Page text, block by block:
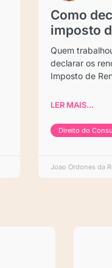
Como
imposto
Quem
declarar os
Imposto de
LER MAIS...
Direito do
Joao Ordones da